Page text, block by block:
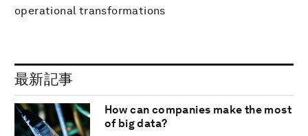
operational transformations
最新記事
How can companies make the most
of big data?